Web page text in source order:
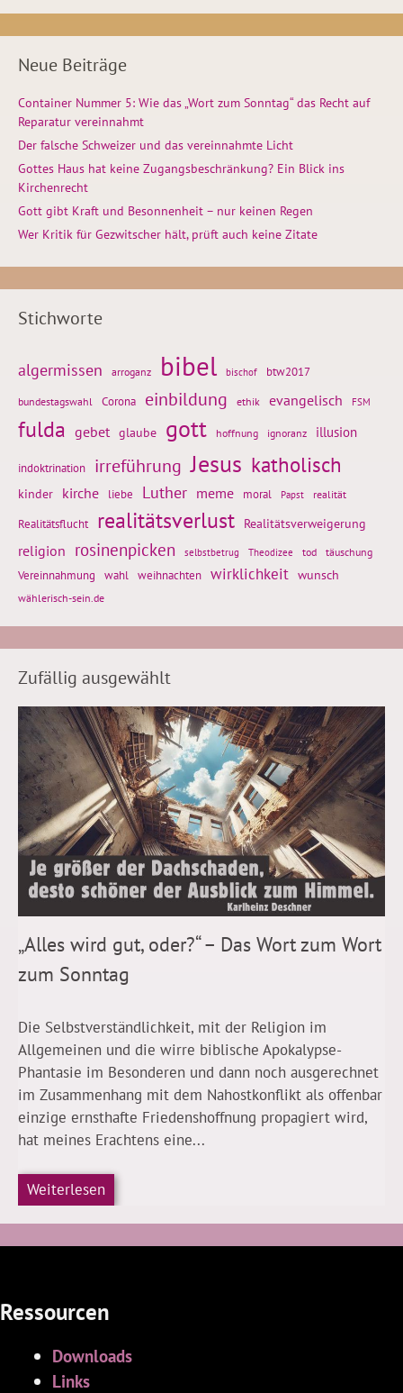
Neue Beiträge
Container Nummer 5: Wie das „Wort zum Sonntag“ das Recht auf
Reparatur vereinnahmt
Der falsche Schweizer und das vereinnahmte Licht
Gottes Haus hat keine Zugangsbeschränkung? Ein Blick ins
Kirchenrecht
Gott gibt Kraft und Besonnenheit – nur keinen Regen
Wer Kritik für Gezwitscher hält, prüft auch keine Zitate
Stichworte
algermissen arroganz bibel bischof btw2017
bundestagswahl Corona einbildung ethik evangelisch FSM
fulda gebet glaube gott hoffnung ignoranz illusion
indoktrination irreführung Jesus katholisch
kinder kirche liebe Luther meme moral Papst realität
Realitätsflucht realitätsverlust Realitätsverweigerung
religion rosinenpicken selbstbetrug Theodizee tod täuschung
Vereinnahmung wahl weihnachten wirklichkeit wunsch
wählerisch-sein.de
Zufällig ausgewählt
„Alles wird gut, oder?“ – Das Wort zum Wort
zum Sonntag
Die Selbstverständlichkeit, mit der Religion im
Allgemeinen und die wirre biblische Apokalypse-
Phantasie im Besonderen und dann noch ausgerechnet
im Zusammenhang mit dem Nahostkonflikt als offenbar
einzige ernsthafte Friedenshoffnung propagiert wird,
hat meines Erachtens eine...
Weiterlesen
Ressourcen
Downloads
Links